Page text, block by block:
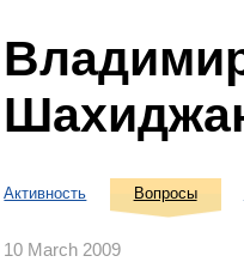
Активность Вопросы
10 March 2009